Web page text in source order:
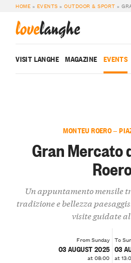
HOME » EVENTS »OUTDOOR & SPORT »
lovelanghe
VISIT LANGHE MAGAZINE EVENTS
MONTEU ROERO —
Gran Mercato
Un appuntamento mensile
tradizione e bellezza
visite guidate
From Sunday
03 AUGUST 2025
at 08:00
To
03
at